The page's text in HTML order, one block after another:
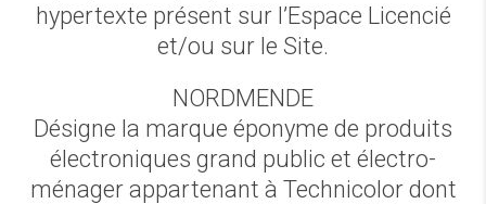
hypertexte présent sur l’Espace Licencié
et/ou sur le Site.
NORDMENDE
Désigne la marque éponyme de produits
électroniques grand public et électro-
ménager appartenant à Technicolor dont